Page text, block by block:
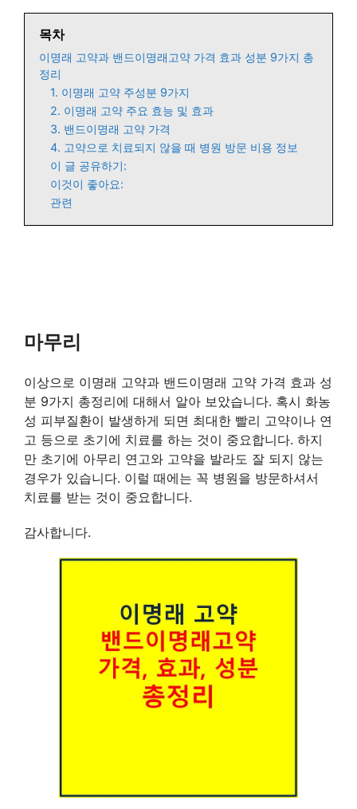
목차
이명래 고약과 밴드이명래고약 가격 효과 성분 9가지 총
정리
1. 이명래 고약 주성분 9가지
2. 이명래 고약 주요 효능 및 효과
3. 밴드이명래 고약 가격
4. 고약으로 치료되지 않을 때 병원 방문 비용 정보
이 글 공유하기:
이것이 좋아요:
관련
마무리
이상으로 이명래 고약과 밴드이명래 고약 가격 효과 성
분 9가지 총정리에 대해서 알아 보았습니다. 혹시 화농
성 피부질환이 발생하게 되면 최대한 빨리 고약이나 연
고 등으로 초기에 치료를 하는 것이 중요합니다. 하지
만 초기에 아무리 연고와 고약을 발라도 잘 되지 않는
경우가 있습니다. 이럴 때에는 꼭 병원을 방문하셔서
치료를 받는 것이 중요합니다.
감사합니다.